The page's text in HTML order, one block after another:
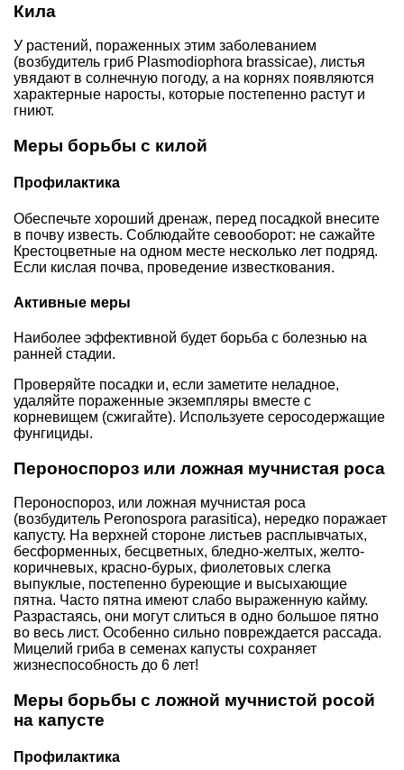
Кила
У растений, пораженных этим заболеванием
(возбудитель гриб Plasmodiophora brassicae), листья
увядают в солнечную погоду, а на корнях появляются
характерные наросты, которые постепенно растут и
гниют.
Меры борьбы с килой
Профилактика
Обеспечьте хороший дренаж, перед посадкой внесите
в почву известь. Соблюдайте севооборот: не сажайте
Крестоцветные на одном месте несколько лет подряд.
Если кислая почва, проведение известкования.
Активные меры
Наиболее эффективной будет борьба с болезнью на
ранней стадии.
Проверяйте посадки и, если заметите неладное,
удаляйте пораженные экземпляры вместе с
корневищем (сжигайте). Используете серосодержащие
фунгициды.
Пероноспороз или ложная мучнистая роса
Пероноспороз, или ложная мучнистая роса
(возбудитель Peronospora parasitica), нередко поражает
капусту. На верхней стороне листьев расплывчатых,
бесформенных, бесцветных, бледно-желтых, желто-
коричневых, красно-бурых, фиолетовых слегка
выпуклые, постепенно буреющие и высыхающие
пятна. Часто пятна имеют слабо выраженную кайму.
Разрастаясь, они могут слиться в одно большое пятно
во весь лист. Особенно сильно повреждается рассада.
Мицелий гриба в семенах капусты сохраняет
жизнеспособность до 6 лет!
Меры борьбы с ложной мучнистой росой
на капусте
Профилактика